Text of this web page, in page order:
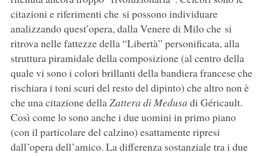
citazioni e riferimenti che si possono individuare
analizzando quest’opera, dalla Venere di Milo che si
ritrova nelle fattezze della “Libertà” personificata, alla
struttura piramidale della composizione (al centro della
quale vi sono i colori brillanti della bandiera francese che
rischiara i toni scuri del resto del dipinto) che altro non è
che una citazione dellaZattera di Medusa di Géricault.
Così come lo sono anche i due uomini in primo piano
(con il particolare del calzino) esattamente ripresi
dall’opera dell’amico. La differenza sostanziale tra i due